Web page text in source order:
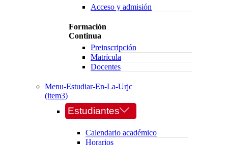
Acceso y admisión
Formación
Continua
Preinscripción
Matrícula
Docentes
Menu-Estudiar-En-La-Urjc
(item3)
Estudiantes
Calendario académico
Horarios